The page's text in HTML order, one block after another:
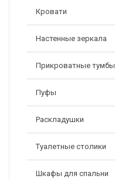
Кровати
Настенные зеркала
Прикроватные тумбы
Пуфы
Раскладушки
Туалетные столики
Шкафы для спальни